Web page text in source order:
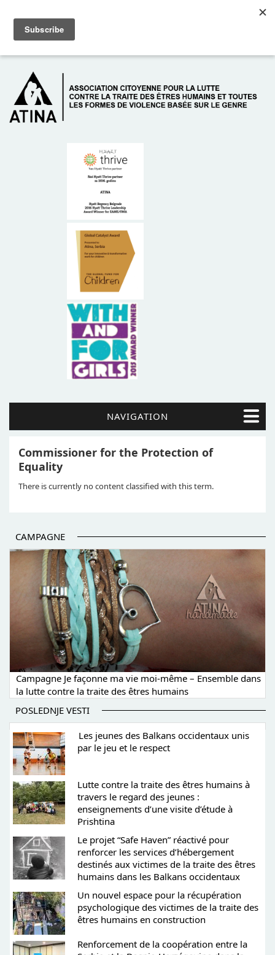
À PROPOS DE NOUS
NAVIGATION
Commissioner for the Protection of
Equality
There is currently no content classified with this term.
CAMPAGNE
Campagne Je façonne ma vie moi-même – Ensemble dans
la lutte contre la traite des êtres humains
POSLEDNJE VESTI
Les jeunes des Balkans occidentaux unis
par le jeu et le respect
Lutte contre la traite des êtres humains à
travers le regard des jeunes :
enseignements d’une visite d’étude à
Prishtina
Le projet “Safe Haven” réactivé pour
renforcer les services d’hébergement
destinés aux victimes de la traite des êtres
humains dans les Balkans occidentaux
Un nouvel espace pour la récupération
psychologique des victimes de la traite des
êtres humains en construction
Renforcement de la coopération entre la